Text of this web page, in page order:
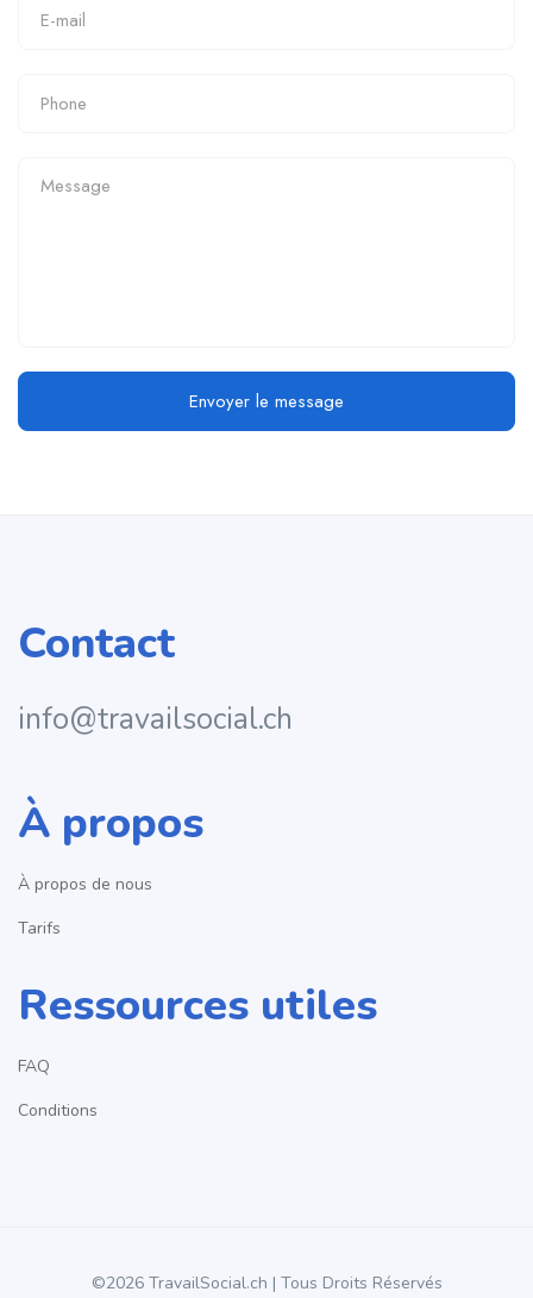
Envoyer le message
Contact
info@travailsocial.ch
À propos
À propos de nous
Tarifs
Ressources utiles
FAQ
Conditions
©2026 TravailSocial.ch | Tous Droits Réservés